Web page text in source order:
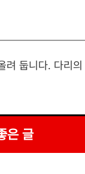
둡니다. 다리
은 글